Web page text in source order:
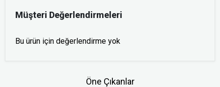
Müşteri Değerlendirmeleri
Bu ürün için değerlendirme yok
Öne Çıkanlar